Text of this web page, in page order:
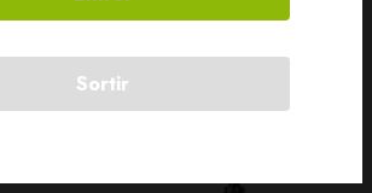
connexes
SOLDOUT
Sortir